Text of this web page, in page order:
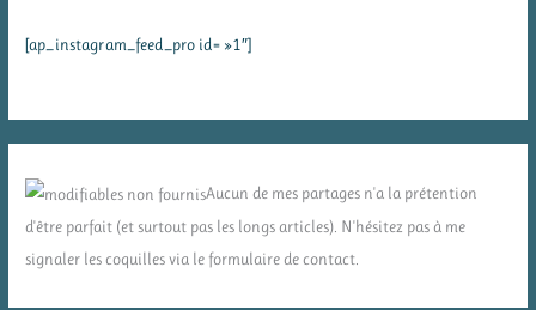
[ap_instagram_feed_pro id= »1″]
Aucun de mes partages n'a la prétention
d'être parfait (et surtout pas les longs articles). N'hésitez pas à me
signaler les coquilles via le formulaire de contact.